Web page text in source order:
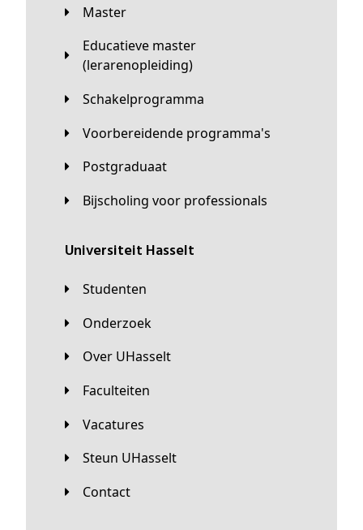
Master
Educatieve master
(lerarenopleiding)
Schakelprogramma
Voorbereidende programma's
Postgraduaat
Bijscholing voor professionals
universiteit Hasselt
Studenten
Onderzoek
Over UHasselt
Faculteiten
Vacatures
Steun UHasselt
Contact